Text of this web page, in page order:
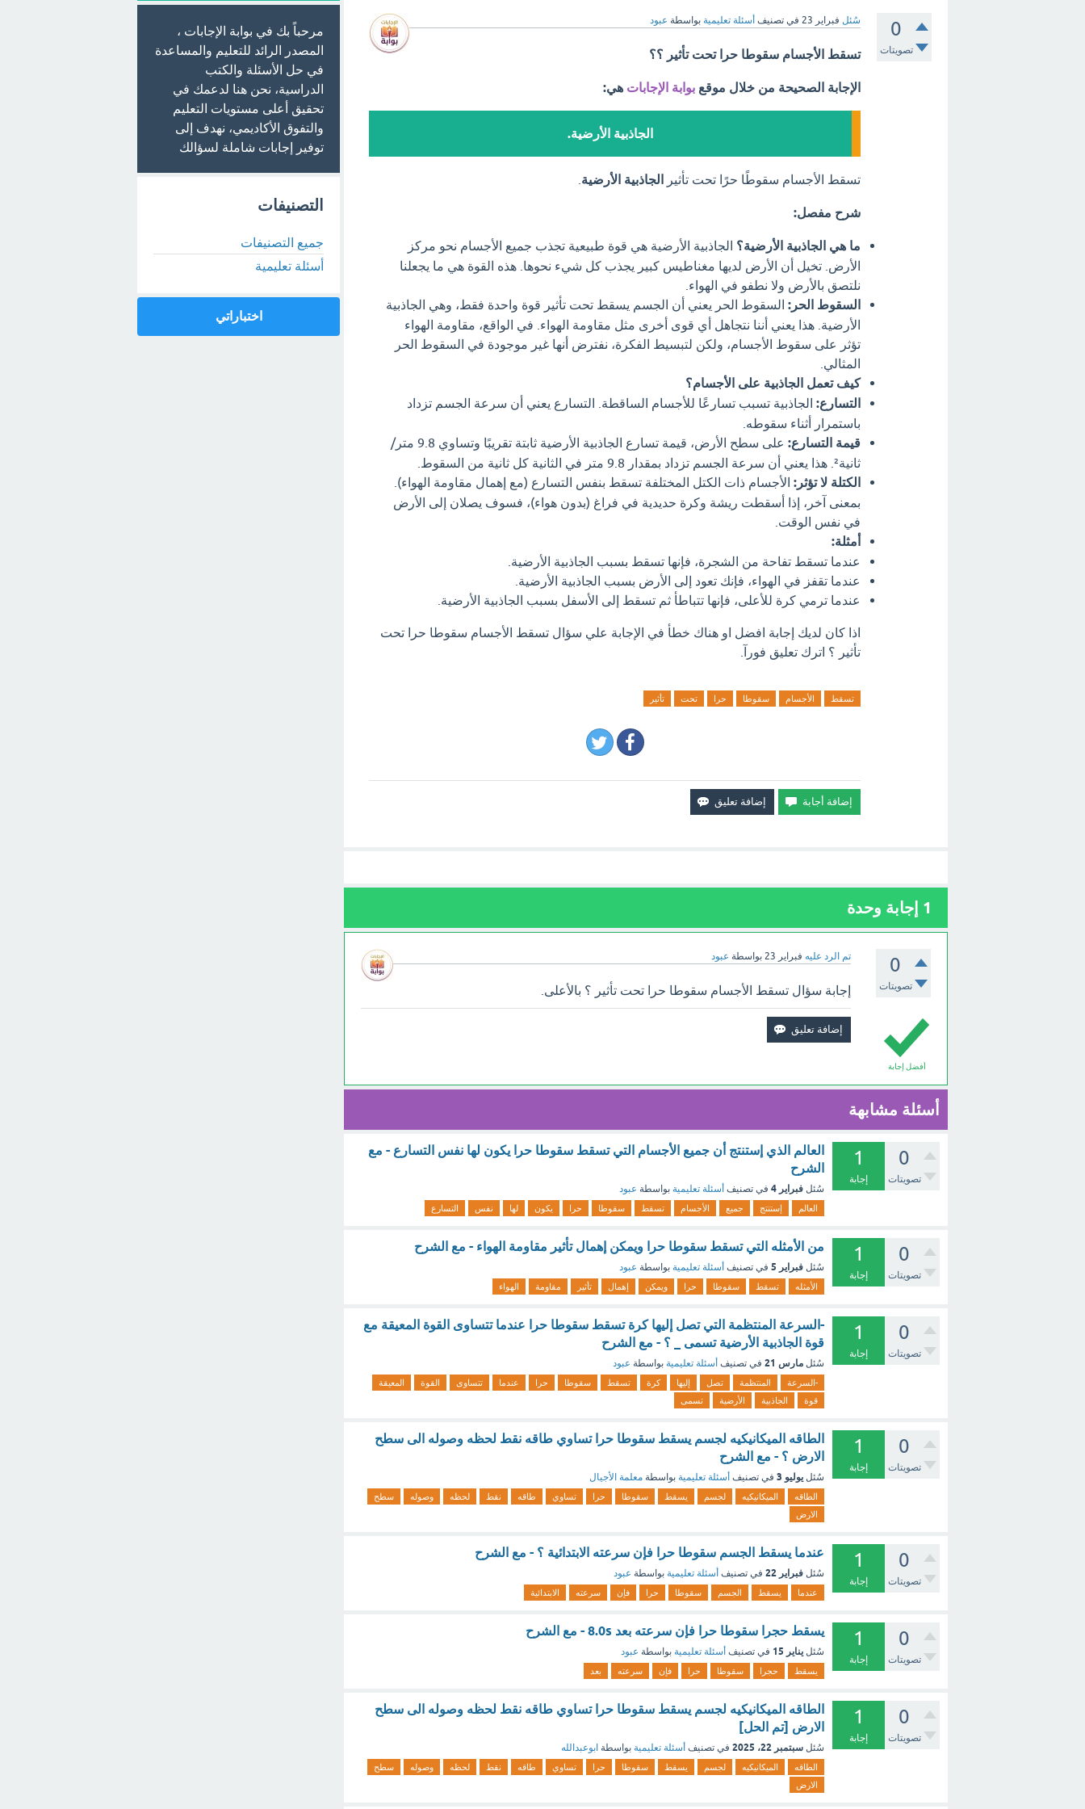
0
تصويتات
سُئل فبراير 23 في تصنيف أسئلة تعليمية بواسطة عبود
تسقط الأجسام سقوطا حرا تحت تأثير ؟؟
الإجابة الصحيحة من خلال موقع بوابة الإجابات هي:
الجاذبية الأرضية.
تسقط الأجسام سقوطًا حرًا تحت تأثير الجاذبية الأرضية
شرح مفصل:
ما هي الجاذبية الأرضية؟ الجاذبية الأرضية هي قوة طبيعية تجذب جميع الأجسام نحو مركز
الأرض. تخيل أن الأرض لديها مغناطيس كبير يجذب كل شيء نحوها. هذه القوة هي ما يجعلنا
نلتصق بالأرض ولا نطفو في الهواء.
السقوط الحر: السقوط الحر يعني أن الجسم يسقط تحت تأثير قوة واحدة فقط، وهي الجاذبية
الأرضية. هذا يعني أننا نتجاهل أي قوى أخرى مثل مقاومة الهواء. في الواقع، مقاومة الهواء
تؤثر على سقوط الأجسام، ولكن لتبسيط الفكرة، نفترض أنها غير موجودة في السقوط الحر
المثالي.
كيف تعمل الجاذبية على الأجسام؟
التسارع: الجاذبية تسبب تسارعًا للأجسام الساقطة. التسارع يعني أن سرعة الجسم تزداد
باستمرار أثناء سقوطه.
قيمة التسارع:
على سطح الأرض، قيمة تسارع الجاذبية الأرضية ثابتة تقريبًا وتساوي 9.8 متر/
ثانية². هذا يعني أن سرعة الجسم تزداد بمقدار 9.8 متر في الثانية كل ثانية من السقوط.
الكتلة لا تؤثر: الأجسام ذات الكتل المختلفة تسقط بنفس التسارع (مع إهمال مقاومة الهواء).
بمعنى آخر، إذا أسقطت ريشة وكرة حديدية في فراغ (بدون هواء)، فسوف يصلان إلى الأرض
في نفس الوقت.
أمثلة:
عندما تسقط تفاحة من الشجرة، فإنها تسقط بسبب الجاذبية الأرضية.
عندما تقفز في الهواء، فإنك تعود إلى الأرض بسبب الجاذبية الأرضية.
عندما ترمي كرة للأعلى، فإنها تتباطأ ثم تسقط إلى الأسفل بسبب الجاذبية الأرضية.
اذا كان لديك إجابة افضل او هناك خطأ في الإجابة علي سؤال تسقط الأجسام سقوطا حرا تحت
تأثير ؟ اترك تعليق فورآ.
تسقط الأجسام سقوطا حرا تحت تأثير
1 إجابة وحدة
0
تصويتات
تم الرد عليه فبراير 23 بواسطة عبود
أفضل إجابة
إجابة سؤال تسقط الأجسام سقوطا حرا تحت تأثير ؟ بالأعلى.
أسئلة مشابهة
0
تصويتات
1
إجابة
العالم الذي إستنتج أن جميع الأجسام التي تسقط سقوطا حرا يكون لها نفس التسارع - مع
الشرح
سُئل فبراير 4 في تصنيف أسئلة تعليمية بواسطة عبود
العالم إستنتج جميع الأجسام تسقط سقوطا حرا يكون لها نفس التسارع
0
تصويتات
1
إجابة
من الأمثله التي تسقط سقوطا حرا ويمكن إهمال تأثير مقاومة الهواء - مع الشرح
سُئل فبراير 5 في تصنيف أسئلة تعليمية بواسطة عبود
الأمثله تسقط سقوطا حرا ويمكن إهمال تأثير مقاومة الهواء
0
تصويتات
1
إجابة
-السرعة المنتظمة التي تصل إليها كرة تسقط سقوطا حرا عندما تتساوى القوة المعيقة مع
قوة الجاذبية الأرضية تسمى _ ؟ - مع الشرح
سُئل مارس 21 في تصنيف أسئلة تعليمية بواسطة عبود
-السرعة المنتظمة تصل إليها كرة تسقط سقوطا حرا عندما تتساوى القوة
المعيقة
قوة
الجاذبية الأرضية تسمى
0
تصويتات
1
إجابة
الطاقه الميكانيكيه لجسم يسقط سقوطا حرا تساوي طاقه نقط لحظه وصوله الى سطح
الارض ؟ - مع الشرح
سُئل يوليو 3 في تصنيف أسئلة تعليمية بواسطة معلمة الأجيال
الطاقه الميكانيكيه لجسم يسقط سقوطا حرا تساوي طاقه نقط لحظه وصوله
سطح
الارض
0
تصويتات
1
إجابة
عندما يسقط الجسم سقوطا حرا فإن سرعته الابتدائية ؟ - مع الشرح
سُئل فبراير 22 في تصنيف أسئلة تعليمية بواسطة عبود
عندما يسقط الجسم سقوطا حرا فإن سرعته الابتدائية
0
تصويتات
1
إجابة
يسقط حجرا سقوطا حرا فإن سرعته بعد 8.0s - مع الشرح
سُئل يناير 15 في تصنيف أسئلة تعليمية بواسطة عبود
يسقط حجرا سقوطا حرا فإن سرعته بعد
0
تصويتات
1
إجابة
الطاقه الميكانيكيه لجسم يسقط سقوطا حرا تساوي طاقه نقط لحظه وصوله الى سطح
الارض [تم الحل]
سُئل سبتمبر 22، 2025 في تصنيف أسئلة تعليمية بواسطة ابوعبدالله
الطاقه الميكانيكيه لجسم يسقط سقوطا حرا تساوي طاقه نقط لحظه وصوله
سطح
الارض
مرحباً بك في بوابة الإجابات ،
المصدر الرائد للتعليم والمساعدة
في حل الأسئلة والكتب
الدراسية، نحن هنا لدعمك في
تحقيق أعلى مستويات التعليم
والتفوق الأكاديمي، نهدف إلى
توفير إجابات شاملة لسؤالك
التصنيفات
جميع التصنيفات
أسئلة تعليمية
اختباراتي